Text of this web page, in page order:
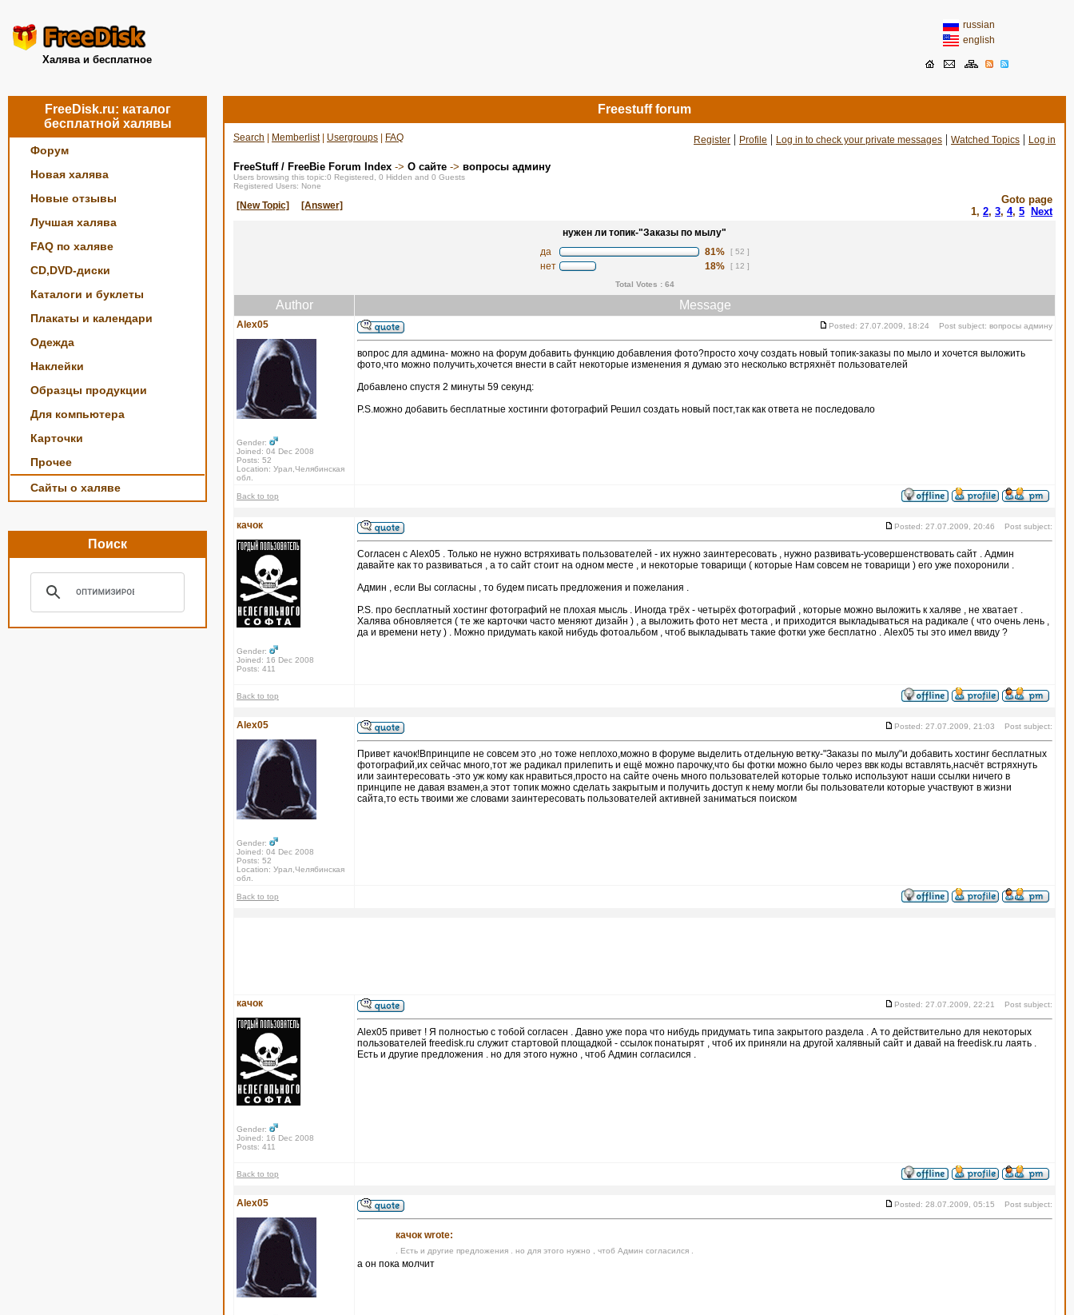
Халява и бесплатное
russian
english
FreeDisk.ru: каталог
бесплатной халявы
Форум
Новая халява
Новые отзывы
Лучшая халява
FAQ по халяве
CD,DVD-диски
Каталоги и буклеты
Плакаты и календари
Одежда
Наклейки
Образцы продукции
Для компьютера
Карточки
Прочее
Сайты о халяве
Поиск
Freestuff forum
Search Memberlist| Usergroups FAQ Register | Profile | Log in to check your private messages | Watched Topics | Log in
FreeStuff / FreeBie Forum Index -> О сайте -> вопросы админу
Users browsing this topic:0 Registered, 0 Hidden and 0 Guests
Registered Users: None
[New Topic] [Answer]
Goto page
1, 2, 3, 4, 5 Next
нужен ли топик-"Заказы по мылу"
да
81% [ 52 ]
нет 18% [ 12 ]
Total Votes : 64
Author Message
Alex05
Gender:
Joined: 04 Dec 2008
Posts: 52
Location: Урал,Челябинская
обл.
Posted: 27.07.2009, 18:24 Post subject: вопросы админу
вопрос для админа- можно на форум добавить функцию добавления фото?просто хочу создать новый топик-заказы по мыло и хочется выложить
фото,что можно получить,хочется внести в сайт некоторые изменения я думаю это несколько встряхнёт пользователей
Добавлено спустя 2 минуты 59 секунд:
P.S.можно добавить бесплатные хостинги фотографий Решил создать новый пост,так как ответа не последовало
Back to top
качок
Gender:
Joined: 16 Dec 2008
Posts: 411
Posted: 27.07.2009, 20:46 Post subject:
Согласен с Alex05 . Только не нужно встряхивать пользователей - их нужно заинтересовать , нужно развивать-усовершенствовать сайт . Админ
давайте как то развиваться , а то сайт стоит на одном месте , и некоторые товарищи ( которые Нам совсем не товарищи ) его уже похоронили .
Админ , если Вы согласны , то будем писать предложения и пожелания .
P.S. про бесплатный хостинг фотографий не плохая мысль . Иногда трёх - четырёх фотографий , которые можно выложить к халяве , не хватает .
Халява обновляется ( те же карточки часто меняют дизайн ) , а выложить фото нет места , и приходится выкладываться на радикале ( что очень лень ,
да и времени нету ) . Можно придумать какой нибудь фотоальбом , чтоб выкладывать такие фотки уже бесплатно . Alex05 ты это имел ввиду ?
Back to top
Alex05
Gender:
Joined: 04 Dec 2008
Posts: 52
Location: Урал,Челябинская
обл.
Posted: 27.07.2009, 21:03 Post subject:
Привет качок!Впринципе не совсем это ,но тоже неплохо,можно в форуме выделить отдельную ветку-"Заказы по мылу"и добавить хостинг бесплатных
фотографий,их сейчас много,тот же радикал прилепить и ещё можно парочку,что бы фотки можно было через ввк коды вставлять,насчёт встряхнуть
или заинтересовать -это уж кому как нравиться,просто на сайте очень много пользователей которые только используют наши ссылки ничего в
принципе не давая взамен,а этот топик можно сделать закрытым и получить доступ к нему могли бы пользователи которые участвуют в жизни
сайта,то есть твоими же словами заинтересовать пользователей активней заниматься поиском
Back to top
качок
Gender:
Joined: 16 Dec 2008
Posts: 411
Posted: 27.07.2009, 22:21 Post subject:
Alex05 привет ! Я полностью с тобой согласен . Давно уже пора что нибудь придумать типа закрытого раздела . А то действительно для некоторых
пользователей freedisk.ru служит стартовой площадкой - ссылок понатырят , чтоб их приняли на другой халявный сайт и давай на freedisk.ru лаять .
Есть и другие предложения . но для этого нужно , чтоб Админ согласился .
Back to top
Alex05 Posted: 28.07.2009, 05:15 Post subject:
качок wrote:
. Есть и другие предложения . но для этого нужно , чтоб Админ согласился .
а он пока молчит